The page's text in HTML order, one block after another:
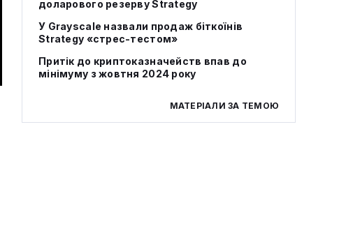
доларового резерву Strategy
У Grayscale назвали продаж біткоїнів
Strategy «стрес-тестом»
Притік до криптоказначейств впав до
мінімуму з жовтня 2024 року
МАТЕРІАЛИ ЗА ТЕМОЮ